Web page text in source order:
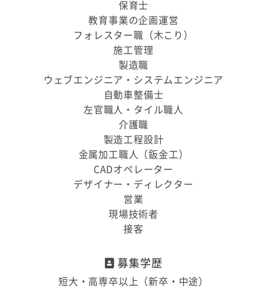
保育士
教育事業の企画運営
フォレスター職（木こり）
施工管理
製造職
ウェブエンジニア・システムエンジニア
自動車整備士
左官職人・タイル職人
介護職
製造工程設計
金属加工職人（鈑金工）
CADオペレーター
デザイナー・ディレクター
営業
現場技術者
接客
募集学歴
短大・高専卒以上（新卒・中途）